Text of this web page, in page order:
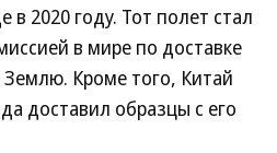
в 2020 году. Тот полет стал
в мире по доставке
Землю. Кроме того, Китай
доставил образцы с его